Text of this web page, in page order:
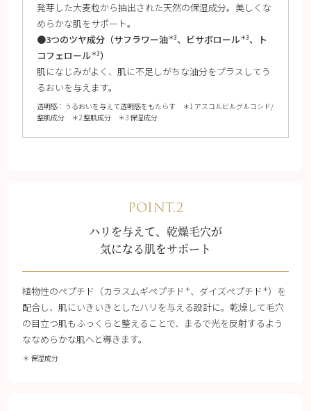
発芽した大麦粒から抽出された天然の保湿成分。美しくな
めらかな肌をサポート。
●3つのツヤ成分（サフラワー油＊3、ビサボロール＊3、ト
コフェロール＊3）
肌になじみがよく、肌に不足しがちな油分をプラスしてう
るおいを与えます。
透明感：うるおいを与えて透明感をもたらす ＊1 アスコルビルグルコシド/
整肌成分 ＊2 整肌成分 ＊3 保湿成分
POINT.2
ハリを与えて、乾燥毛穴が
気になる肌をサポート
植物性のペプチド（カラスムギペプチド ＊、ダイズぺプチド ＊）を
配合し、肌にいきいきとしたハリを与える設計に。乾燥して毛穴
の目立つ肌もふっくらと整えることで、まるで光を反射するよう
ななめらかな肌へと導きます。
＊ 保湿成分